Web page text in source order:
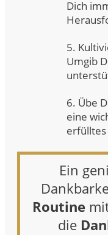
Dich
5.
Umgib
6. Übe
eine
Ein
Routine
die